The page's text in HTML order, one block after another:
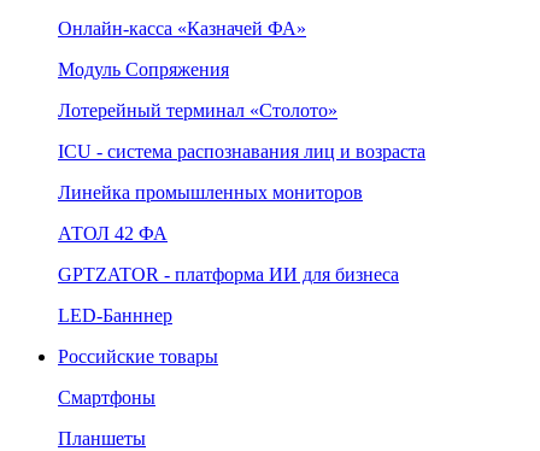
Онлайн‑касса «Казначей ФА»
Модуль Сопряжения
Лотерейный терминал «Столото»
ICU - система распознавания лиц и возраста
Линейка промышленных мониторов
АТОЛ 42 ФА
GPTZATOR - платформа ИИ для бизнеса
LED-Банннер
Российские товары
Смартфоны
Планшеты